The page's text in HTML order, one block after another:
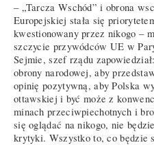
– „Tarcza Wschód” i obrona
Europejskiej stała się
kwestionowany przez nikogo –
szczycie przywódców UE w
Sejmie, szef rządu
obrony narodowej, aby
opinię pozytywną, aby Polska
ottawskiej i być może z
minach przeciwpiechotnych i
się oglądać na nikogo, nie
krytyki. Wszystko to, co będzie